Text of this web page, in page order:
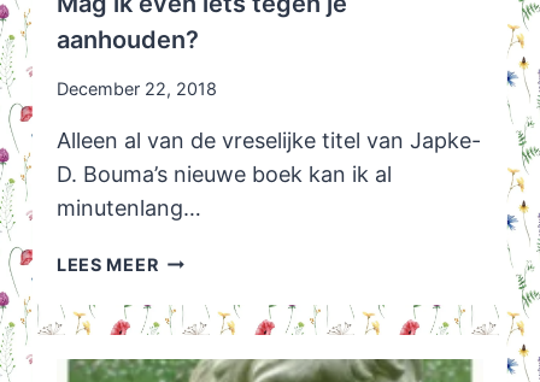
aanhouden?
December 22, 2018
Alleen al van de vreselijke titel van Japke-
D. Bouma’s nieuwe boek kan ik al
minutenlang…
LEES MEERMAG
EVEN
TEGEN